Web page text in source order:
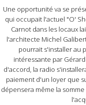
Une opportunité va se
qui occupait l'actuel "O'
Carnot dans les locaux
l'architecte Michel
pourrait s'installer au
intéressante par
d'accord, la radio
paiement d'un loyer que
dépensera même la